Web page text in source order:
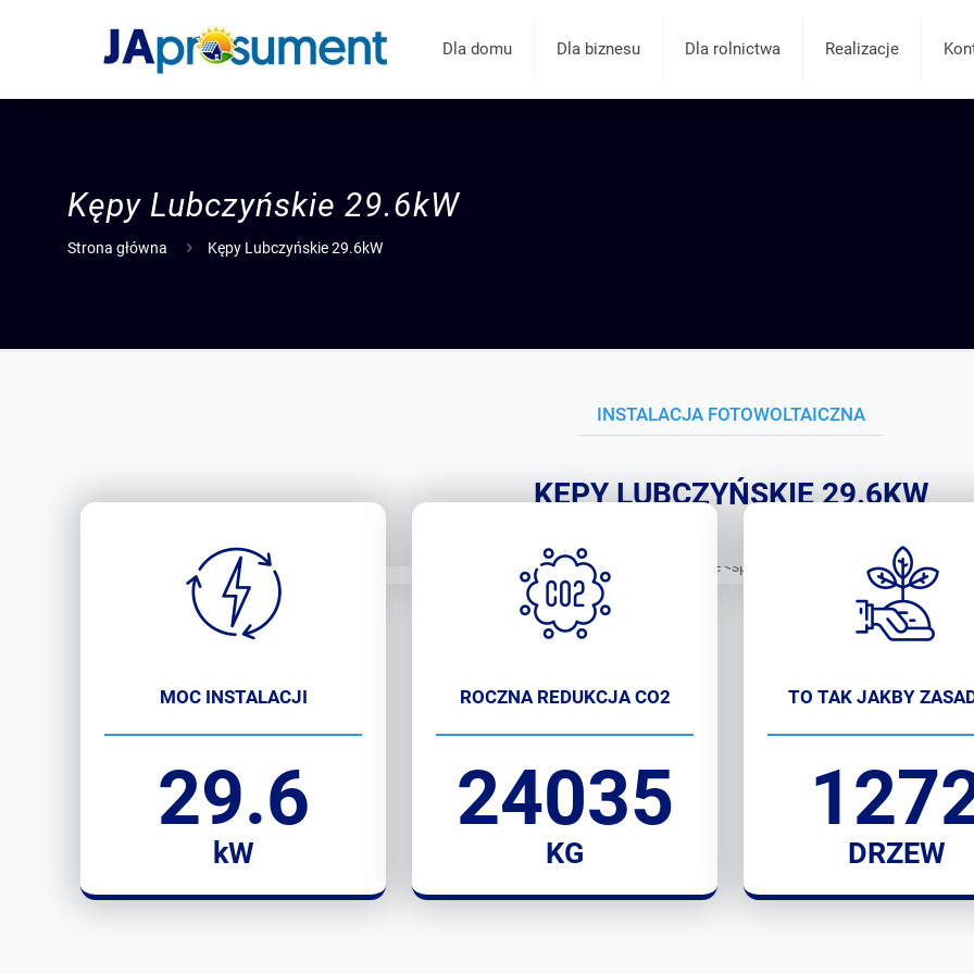
Dla domu Dla biznesu Dla rolnictwa Realizacje
Kępy Lubczyńskie 29.6kW
Strona główna Kępy Lubczyńskie 29.6kW
INSTALACJA FOTOWOLTAICZNA
KĘPY LUBCZYŃSKIE 29.6KW
MOC INSTALACJI
29.6
kW
ROCZNA REDUKCJA CO2
24035
KG
TO TAK JAKBY
DRZEW